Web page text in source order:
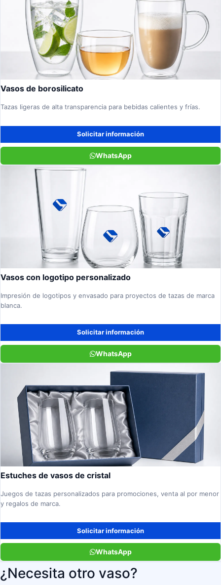
Vasos de borosilicato
Tazas ligeras de alta transparencia para bebidas calientes y frías.
Solicitar información
WhatsApp
Vasos con logotipo personalizado
Impresión de logotipos y envasado para proyectos de tazas de marca
blanca.
Solicitar información
WhatsApp
Estuches de vasos de cristal
Juegos de tazas personalizados para promociones, venta al por menor
y regalos de marca.
Solicitar información
WhatsApp
¿Necesita otro vaso?